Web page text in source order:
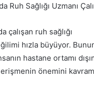
Ruh Sağlığı Uzmanı
çalışan ruh sağlığı
hızla büyüyor.
hastane ortamı
önemini